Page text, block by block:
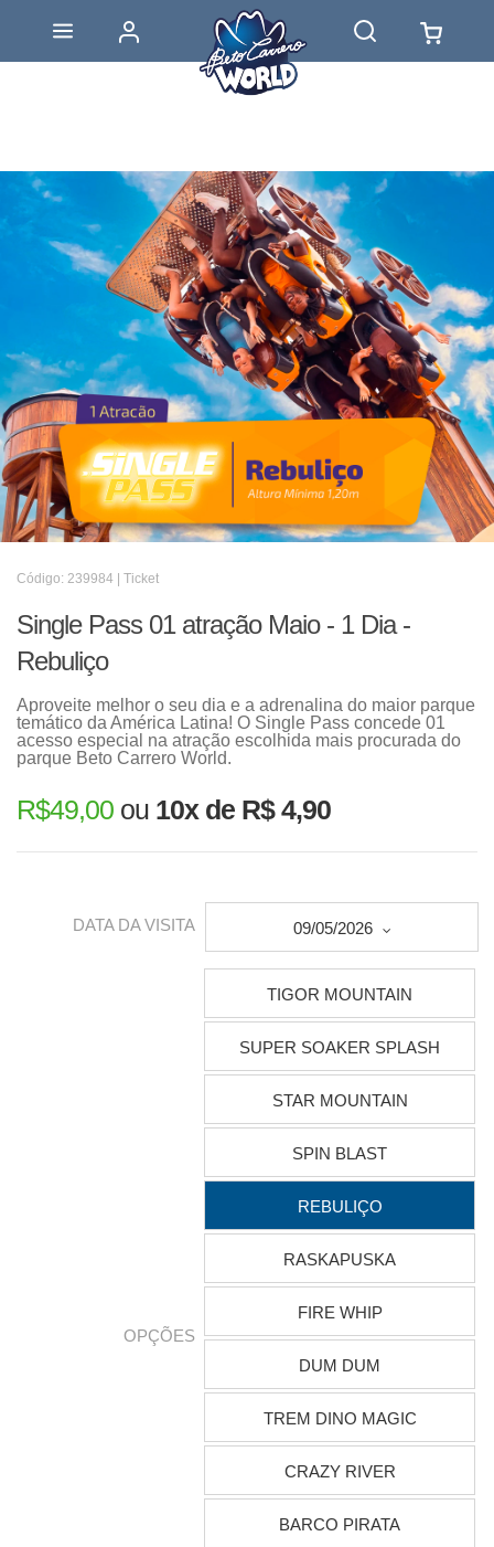
Código: 239984 | Ticket
Single Pass 01 atração Maio - 1 Dia -
Rebuliço
Aproveite melhor o seu dia e a adrenalina do maior parque
temático da América Latina! O Single Pass concede 01
acesso especial na atração escolhida mais procurada do
parque Beto Carrero World.
R$49,00 ou 10x de R$ 4,90
DATA DA VISITA 09/05/2026
OPÇÕES
TIGOR MOUNTAIN
SUPER SOAKER SPLASH
STAR MOUNTAIN
SPIN BLAST
REBULIÇO
RASKAPUSKA
FIRE WHIP
DUM DUM
TREM DINO MAGIC
CRAZY RIVER
BARCO PIRATA